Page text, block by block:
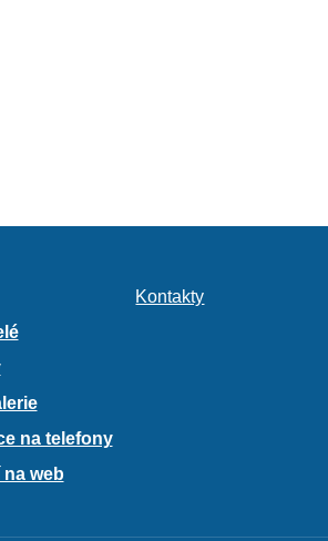
na telefony
na web
Kontakty